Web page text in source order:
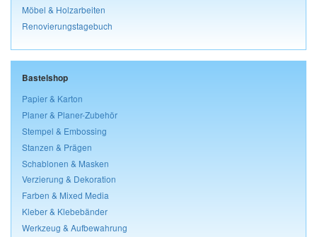
Möbel & Holzarbeiten
Renovierungstagebuch
Bastelshop
Papier & Karton
Planer & Planer-Zubehör
Stempel & Embossing
Stanzen & Prägen
Schablonen & Masken
Verzierung & Dekoration
Farben & Mixed Media
Kleber & Klebebänder
Werkzeug & Aufbewahrung